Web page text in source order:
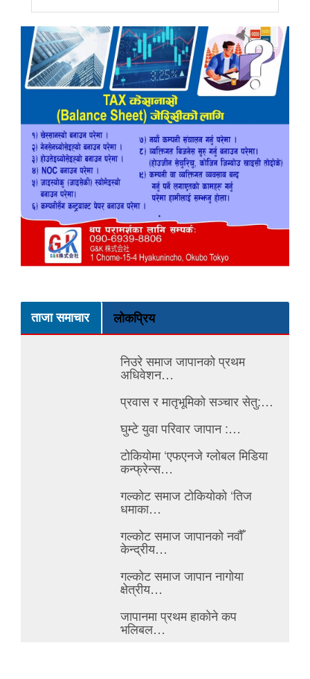
ताजा समाचार लोकप्रिय
निउरे समाज जापानको प्रथम
अधिवेशन…
प्रवास र मातृभूमिको सञ्चार सेतु:…
घुम्टे युवा परिवार जापान :…
टोकियोमा ‘एफएनजे ग्लोबल मिडिया
कन्फ्रेन्स…
गल्कोट समाज टोकियोको ‘तिज
धमाका…
गल्कोट समाज जापानको नवौँ
केन्द्रीय…
गल्कोट समाज जापान नागोया
क्षेत्रीय…
जापानमा प्रथम हाकोने कप
भलिबल…